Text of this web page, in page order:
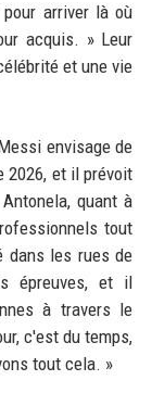
arriver là où
acquis. » Leur
et une vie
envisage de
2026, et il prévoit
quant à
tout
dans les rues de
épreuves, et il
à travers le
c'est du temps,
tout cela. »